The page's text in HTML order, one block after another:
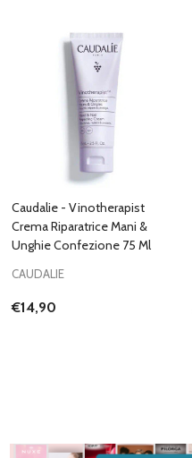
Caudalie - Vinotherapist
Crema Riparatrice Mani &
Unghie Confezione 75 Ml
CAUDALIE
€14,90